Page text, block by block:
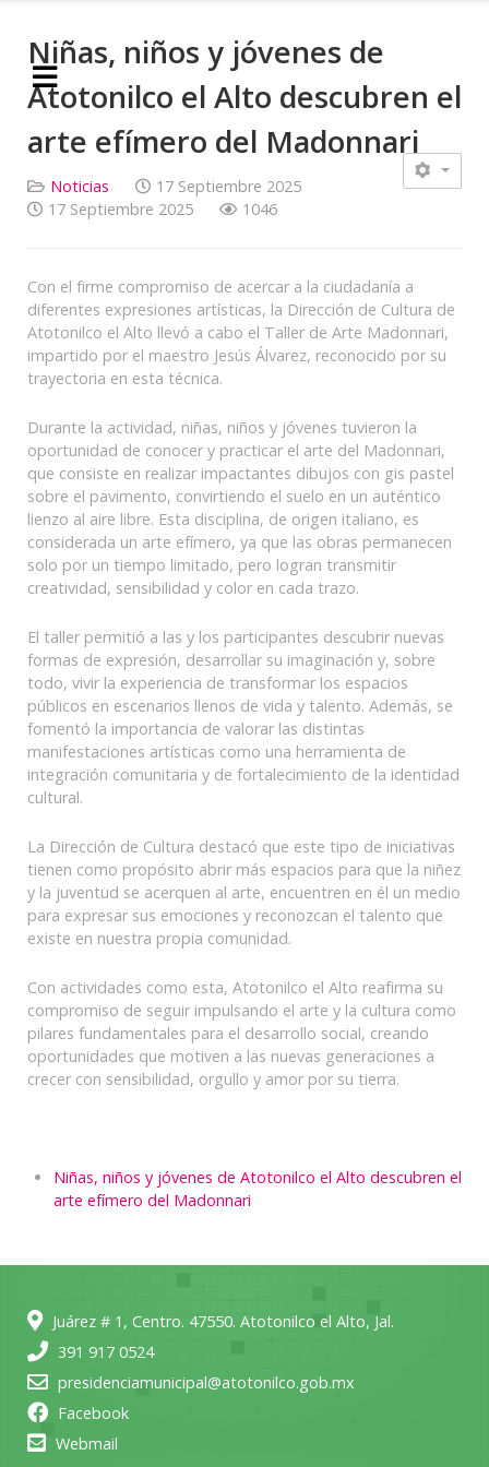
Niñas, niños y jóvenes de
Atotonilco el Alto descubren el
arte efímero del Madonnari
Noticias
17 Septiembre 2025
17 Septiembre 2025
1046
Con el firme compromiso de acercar a la ciudadanía a
diferentes expresiones artísticas, la Dirección de Cultura de
Atotonilco el Alto llevó a cabo el Taller de Arte Madonnari,
impartido por el maestro Jesús Álvarez, reconocido por su
trayectoria en esta técnica.
Durante la actividad, niñas, niños y jóvenes tuvieron la
oportunidad de conocer y practicar el arte del Madonnari,
que consiste en realizar impactantes dibujos con gis pastel
sobre el pavimento, convirtiendo el suelo en un auténtico
lienzo al aire libre. Esta disciplina, de origen italiano, es
considerada un arte efímero, ya que las obras permanecen
solo por un tiempo limitado, pero logran transmitir
creatividad, sensibilidad y color en cada trazo.
El taller permitió a las y los participantes descubrir nuevas
formas de expresión, desarrollar su imaginación y, sobre
todo, vivir la experiencia de transformar los espacios
públicos en escenarios llenos de vida y talento. Además, se
fomentó la importancia de valorar las distintas
manifestaciones artísticas como una herramienta de
integración comunitaria y de fortalecimiento de la identidad
cultural.
La Dirección de Cultura destacó que este tipo de iniciativas
tienen como propósito abrir más espacios para que la niñez
y la juventud se acerquen al arte, encuentren en él un medio
para expresar sus emociones y reconozcan el talento que
existe en nuestra propia comunidad.
Con actividades como esta, Atotonilco el Alto reafirma su
compromiso de seguir impulsando el arte y la cultura como
pilares fundamentales para el desarrollo social, creando
oportunidades que motiven a las nuevas generaciones a
crecer con sensibilidad, orgullo y amor por su tierra.
Niñas, niños y jóvenes de Atotonilco el Alto descubren el
arte efímero del Madonnari
Juárez # 1, Centro. 47550. Atotonilco el Alto, Jal.
391 917 0524
presidenciamunicipal@atotonilco.gob.mx
Facebook
Webmail